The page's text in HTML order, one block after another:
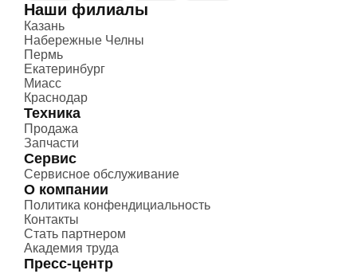
Наши филиалы
Казань
Набережные Челны
Пермь
Екатеринбург
Миасс
Краснодар
Техника
Продажа
Запчасти
Сервис
Сервисное обслуживание
О компании
Политика конфендициальность
Контакты
Стать партнером
Академия труда
Пресс-центр